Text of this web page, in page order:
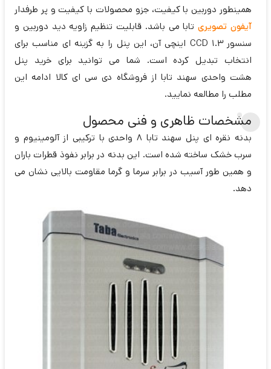
همینطور دوربین با کیفیت، جزو محصولات با کیفیت و پر طرفدار
آیفون تصویریتابا می باشد. قابلیت تنظیم زاویه دید دوربین و
سنسور CCD 1.3 اینچی آن، این پنل را به گزینه ای مناسب برای
انتخاب تبدیل کرده است. شما می توانید برای خرید پنل
هشت واحدی سهند تابا از فروشگاه دی سی ای کالا ادامه این
مطلب را مطالعه نمایید.
مشخصات ظاهری و فنی محصول
بدنه نقره ای پنل سهند تابا 8 واحدی با ترکیبی از آلومینیوم و
سرب خشک ساخته شده است. این بدنه در برابر نفوذ قطرات باران
و همین طور آسیب در برابر سرما و گرما مقاومت بالایی نشان می
دهد.